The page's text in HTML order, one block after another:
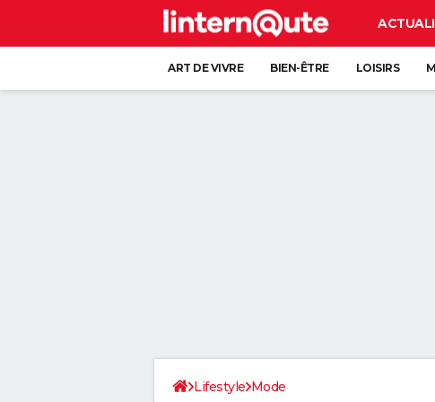
ART DE VIVRE BIEN-ÊTRE LOISIRS
Lifestyle Mode